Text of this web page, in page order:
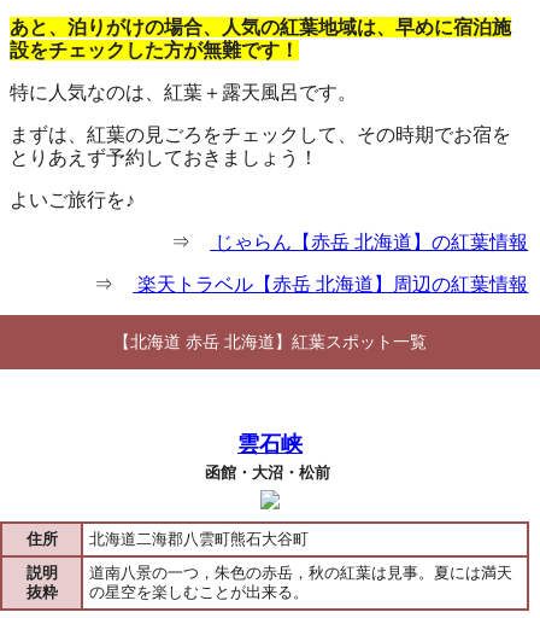
あと、泊りがけの場合、人気の紅葉地域は、早めに宿泊施
設をチェックした方が無難です！
特に人気なのは、紅葉＋露天風呂です。
まずは、紅葉の見ごろをチェックして、その時期でお宿を
とりあえず予約しておきましょう！
よいご旅行を♪
⇒ じゃらん【赤岳 北海道】の紅葉情報
⇒ 楽天トラベル【赤岳 北海道】周辺の紅葉情報
【北海道 赤岳 北海道】紅葉スポット一覧
雲石峡
函館・大沼・松前
住所
北海道二海郡八雲町熊石大谷町
説明
抜粋
道南八景の一つ，朱色の赤岳，秋の紅葉は見事。夏には満天
の星空を楽しむことが出来る。